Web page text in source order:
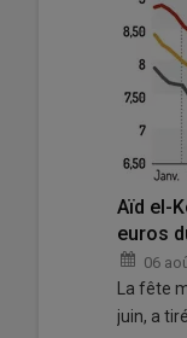
Aïd el-
euros
06
La fête
juin, a